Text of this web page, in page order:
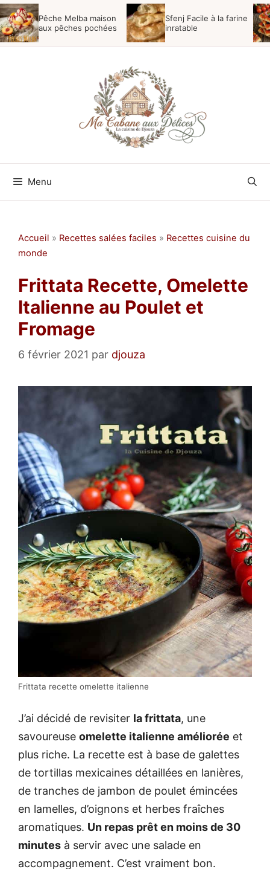
Aller
au
contenu
Pêche Melba maison
aux pêches pochées
Sfenj Facile à la farine
inratable
Menu
Accueil » Recettes salées faciles » Recettes cuisine du
monde
Frittata Recette, Omelette
Italienne au Poulet et
Fromage
6 février 2021 par djouza
Frittata recette omelette italienne
J’ai décidé de revisiter la frittata, une
savoureuse omelette italienne améliorée et
plus riche. La recette est à base de galettes
de tortillas mexicaines détaillées en lanières,
de tranches de jambon de poulet émincées
en lamelles, d’oignons et herbes fraîches
aromatiques. Un repas prêt en moins de 30
minutes à servir avec une salade en
accompagnement. C’est vraiment bon.